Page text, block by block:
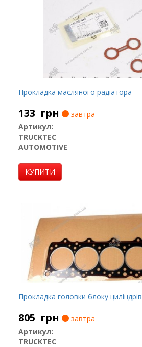
Прокладка масляного радіатора
133 грн
завтра
Артикул:
TRUCKTEC
AUTOMOTIVE
КУПИТИ
Прокладка головки блоку циліндрів
805 грн
завтра
Артикул:
TRUCKTEC